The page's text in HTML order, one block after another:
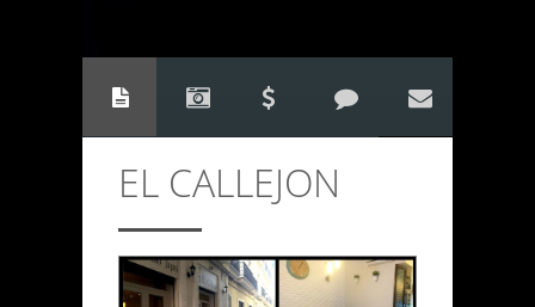
EL CALLEJON
CONTACTO
Anterior/Siguiente página